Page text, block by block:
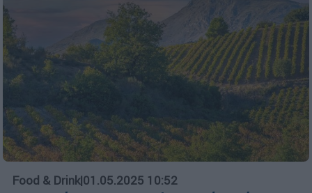
Food & Drink|01.05.2025 10:52